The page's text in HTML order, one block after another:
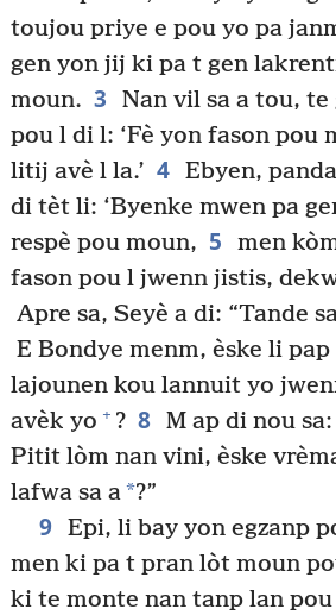
toujou priye e pou yo pa
gen yon jij ki pa t gen
moun. 3
Nan vil sa a tou,
pou l di l: ‘Fè yon fason pou
litij avè l la.’ 4 Ebyen,
di tèt li: ‘Byenke mwen pa
respè pou moun, 5
men
fason pou l jwenn jistis,
Apre sa, Seyè a di: “Tande
E Bondye menm, èske li
lajounen kou lannuit yo
avèk yo + ? 8 M ap di nou
Pitit lòm nan vini, èske
lafwa sa a*?”
9 Epi, li bay yon egzanp
men ki pa t pran lòt moun
ki te monte nan tanp lan